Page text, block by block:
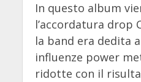
In questo album
l’accordatura drop
la band era dedita
influenze power
ridotte con il